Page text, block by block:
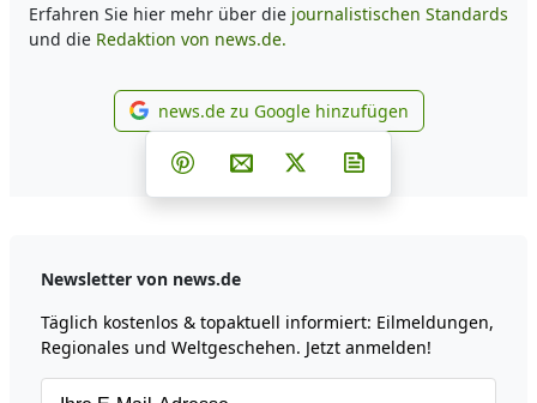
Erfahren Sie hier mehr über die journalistischen Standards
und die Redaktion von news.de.
news.de zu Google
news.de zu Google hinzufügen
Teilen auf Facebook
Teilen auf Whatsapp
Teilen auf Telegram
Teilen auf Pinterest
Per E-Mail teilen
Post auf X
Newsletter von news.de
Täglich kostenlos & topaktuell informiert: Eilmeldungen,
Regionales und Weltgeschehen. Jetzt anmelden!